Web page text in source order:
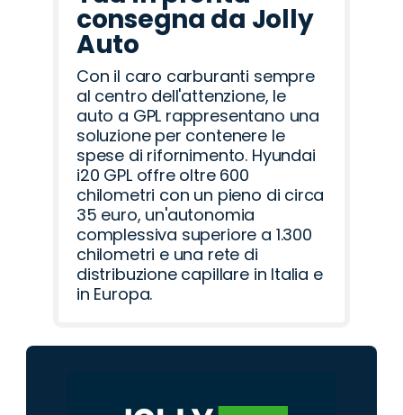
consegna da Jolly
Auto
Con il caro carburanti sempre
al centro dell'attenzione, le
auto a GPL rappresentano una
soluzione per contenere le
spese di rifornimento. Hyundai
i20 GPL offre oltre 600
chilometri con un pieno di circa
35 euro, un'autonomia
complessiva superiore a 1.300
chilometri e una rete di
distribuzione capillare in Italia e
in Europa.